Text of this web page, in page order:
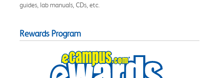
guides, lab manuals, CDs, etc.
Rewards Program